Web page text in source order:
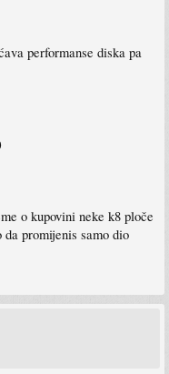
performanse diska pa
o kupovini neke k8 ploče
promijenis samo dio